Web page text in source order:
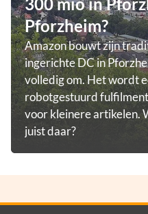
300 mio in
Pforzheim?
Amazon bouwt zijn
ingerichte DC in
volledig om. Het wordt
robotgestuurd
voor kleinere artikelen.
juist daar?